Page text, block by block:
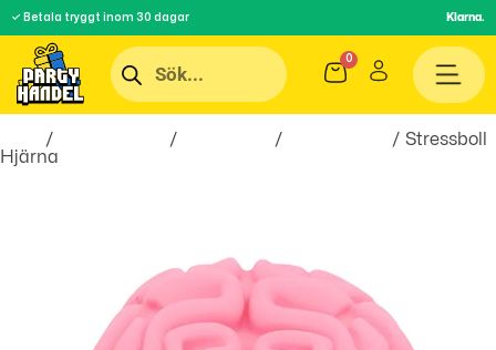
✓ Betala tryggt inom 30 dagar Klarna.
/ / /
/ Stressboll
Hjärna